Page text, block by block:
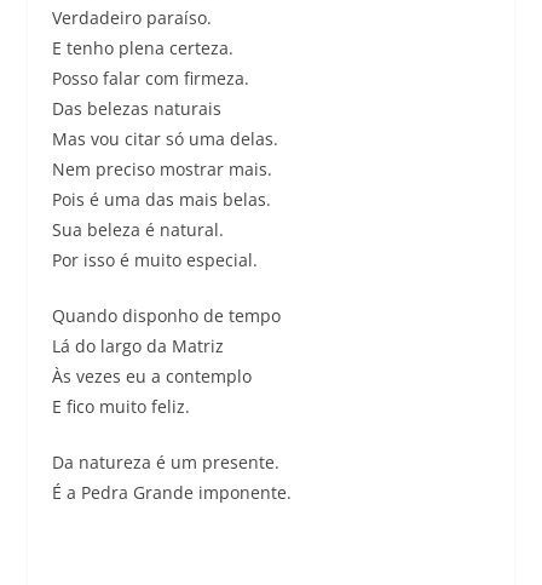
Verdadeiro paraíso.
E tenho plena certeza.
Posso falar com firmeza.
Das belezas naturais
Mas vou citar só uma delas.
Nem preciso mostrar mais.
Pois é uma das mais belas.
Sua beleza é natural.
Por isso é muito especial.
Quando disponho de tempo
Lá do largo da Matriz
Às vezes eu a contemplo
E fico muito feliz.
Da natureza é um presente.
É a Pedra Grande imponente.